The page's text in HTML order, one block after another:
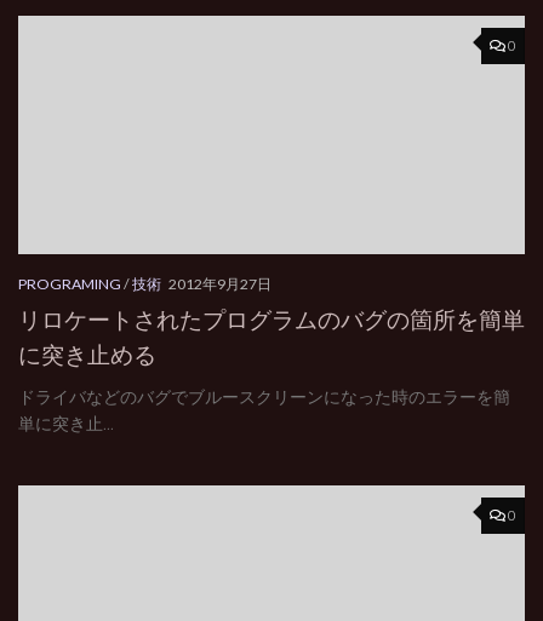
0
PROGRAMING /技術 2012年9月27日
リロケートされたプログラムのバグの箇所を簡単
に突き止める
ドライバなどのバグでブルースクリーンになった時のエラーを簡
単に突き止...
0